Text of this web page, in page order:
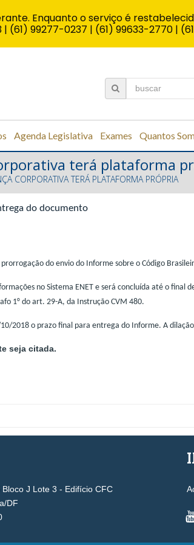
Agenda Legislativa Exames Quantos
terá plataforma
CORPORATIVA TERÁ PLATAFORMA PRÓPRIA
do documento
do envio do Informe sobre o Código
no Sistema ENET e será concluída até o final
1° do art. 29-A, da Instrução CVM 480.
2018 o prazo final para entrega do Informe. A
seja citada.
J Lote 3 - Edifício CFC
DF
Enquanto o serviço é
| (61) 99277-0237 | (61) 99633-2770 |